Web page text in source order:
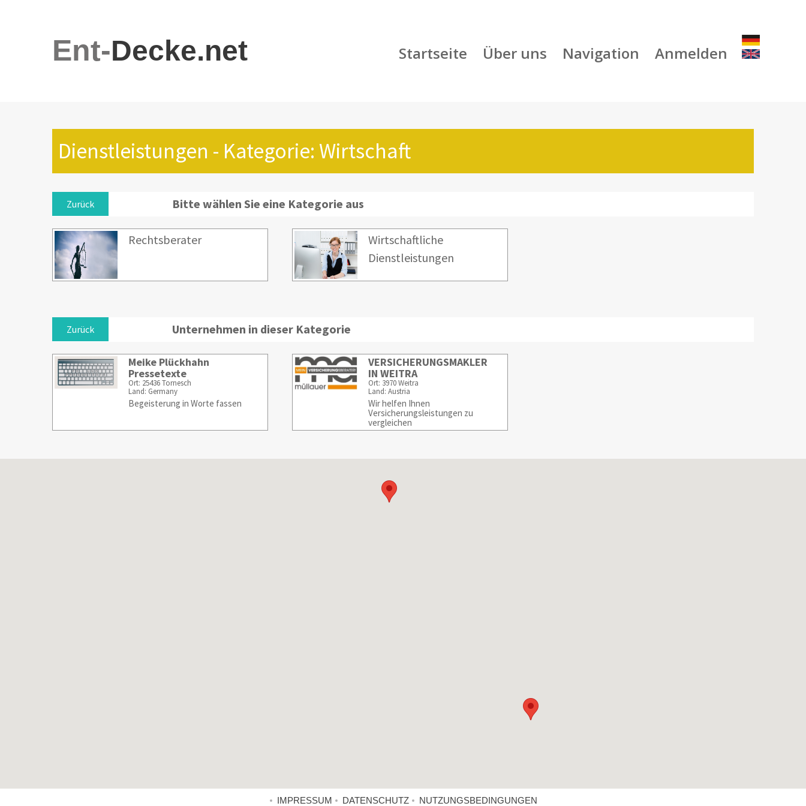
Ent-Decke.net Startseite Über uns Navigation Anmelden
Dienstleistungen - Kategorie: Wirtschaft
Zurück Bitte wählen Sie eine Kategorie aus
Rechtsberater
Wirtschaftliche
Dienstleistungen
Zurück Unternehmen in dieser Kategorie
Meike Plückhahn
Pressetexte
Ort: 25436 Tornesch
Land: Germany
Begeisterung in Worte fassen
VERSICHERUNGSMAKLER
IN WEITRA
Ort: 3970 Weitra
Land: Austria
Wir helfen Ihnen
Versicherungsleistungen zu
vergleichen
IMPRESSUM DATENSCHUTZ NUTZUNGSBEDINGUNGEN